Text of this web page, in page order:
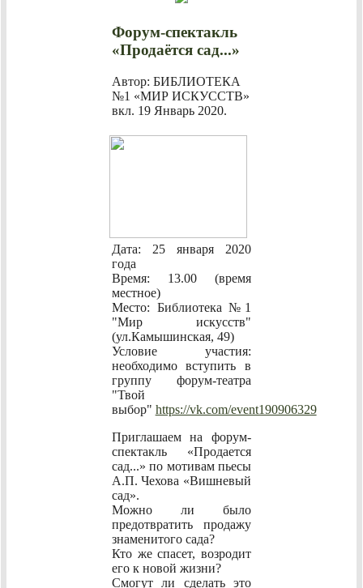
Форум-спектакль
«Продаётся сад...»
Автор: БИБЛИОТЕКА
№1 «МИР ИСКУССТВ»
вкл. 19 Январь 2020.
Дата: 25 января 2020
года
Время: 13.00 (время
местное)
Место: Библиотека №1
"Мир искусств"
(ул.Камышинская, 49)
Условие участия:
необходимо вступить в
группу форум-театра
"Твой
выбор" https://vk.com/event190906329
Приглашаем на форум-
спектакль «Продается
сад...» по мотивам пьесы
А.П. Чехова «Вишневый
сад».
Можно ли было
предотвратить продажу
знаменитого сада?
Кто же спасет, возродит
его к новой жизни?
Смогут ли сделать это